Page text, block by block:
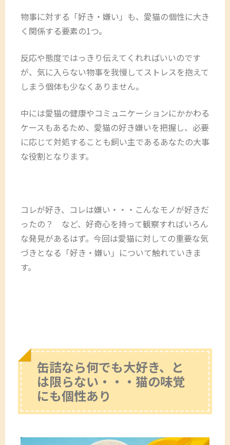
物事に対する「好き・嫌い」も、愛猫の個性に大き
く関係する要素の1つ。
反応や態度ではっきり伝えてくれればいいのです
が、気に入らない物事を我慢してストレスを抱えて
しまう個体も少なくありません。
中には愛猫の健康やコミュニケーションにかかわる
ケースもあるため、愛猫の好き嫌いを把握し、必要
に応じて対処することも飼い主であるあなたの大事
な役割となります。
コレが好き、コレは嫌い・・・こんなモノが好きだ
ったの？ など、好奇心を持って観察すればいろん
な発見があるはず。今回は愛猫に対しての重要な気
づきとなる「好き・嫌い」について触れていきま
す。
缶詰なら何でも大好き、と
は限らない・・・猫の味覚
にも個性あり